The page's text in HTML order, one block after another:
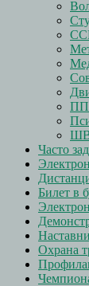
Часто
Билет в
Охрана